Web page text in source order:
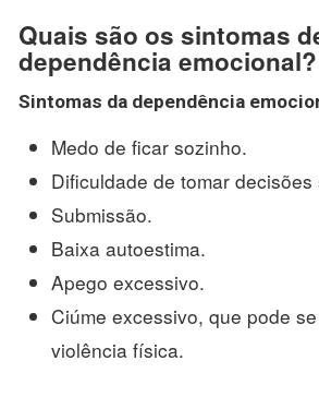
Quais são os sintomas
dependência emocional?
Sintomas da dependência
Medo de ficar sozinho.
Dificuldade de tomar decisões
Submissão.
Baixa autoestima.
Apego excessivo.
Ciúme excessivo, que pode
violência física.